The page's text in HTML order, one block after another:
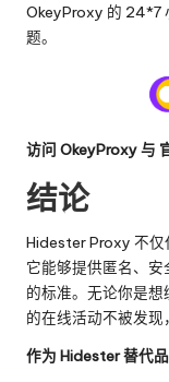
OkeyProxy 的 24*7
题。
访问 OkeyProxy与
结论
Hidester Proxy 不仅
它能够提供匿名、
的标准。无论你是
的在线活动不被发现
作为 Hidester 替代